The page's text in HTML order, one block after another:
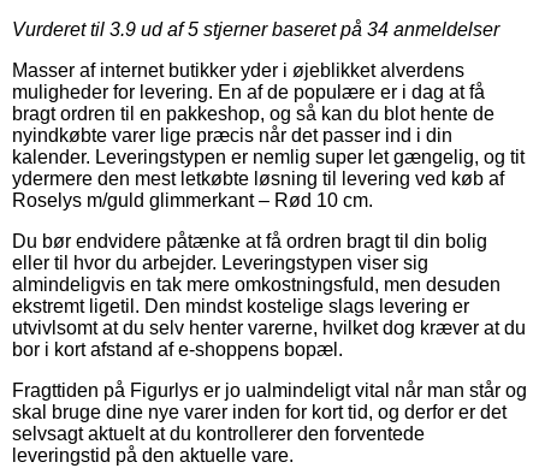
Vurderet til 3.9 ud af 5 stjerner baseret på 34 anmeldelser
Masser af internet butikker yder i øjeblikket alverdens
muligheder for levering. En af de populære er i dag at få
bragt ordren til en pakkeshop, og så kan du blot hente de
nyindkøbte varer lige præcis når det passer ind i din
kalender. Leveringstypen er nemlig super let gængelig, og tit
ydermere den mest letkøbte løsning til levering ved køb af
Roselys m/guld glimmerkant – Rød 10 cm.
Du bør endvidere påtænke at få ordren bragt til din bolig
eller til hvor du arbejder. Leveringstypen viser sig
almindeligvis en tak mere omkostningsfuld, men desuden
ekstremt ligetil. Den mindst kostelige slags levering er
utvivlsomt at du selv henter varerne, hvilket dog kræver at du
bor i kort afstand af e-shoppens bopæl.
Fragttiden på Figurlys er jo ualmindeligt vital når man står og
skal bruge dine nye varer inden for kort tid, og derfor er det
selvsagt aktuelt at du kontrollerer den forventede
leveringstid på den aktuelle vare.